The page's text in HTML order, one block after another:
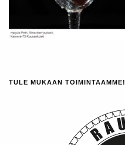
TULE MUKAAN TOIMINTAAMME!